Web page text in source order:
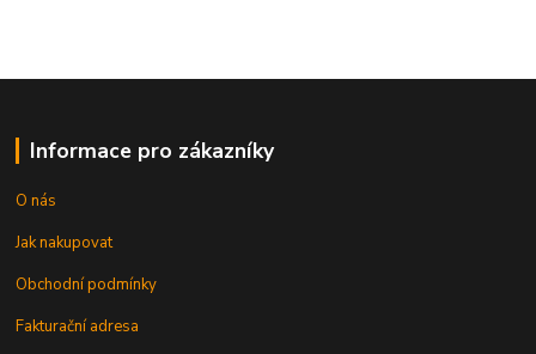
Informace pro zákazníky
O nás
Jak nakupovat
Obchodní podmínky
Fakturační adresa